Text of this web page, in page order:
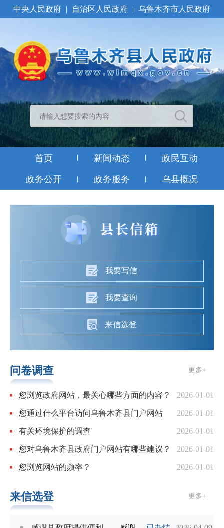
中央人民政府 | 自治区人民政府 | 乌鲁木齐市人民政府
首页 新闻动态 政民互动
政务公开 政务服务 乌县概况
我要写信
我要查询
来信选登
问卷调查
2026-01-01
您浏览政府网站，最关心哪些方面的内容？
2026-01-01
您通过什么平台访问乌鲁木齐县门户网站
2026-01-01
有关环境保护的调查
2026-01-01
您对乌鲁木齐县政府门户网站有哪些建议？
2026-01-01
您浏览网站的频率？
更多+
来信选登 更多+